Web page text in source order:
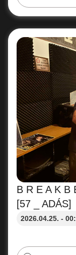
B R E A K B
[57 _ ADÁS]
2026.04.25. -